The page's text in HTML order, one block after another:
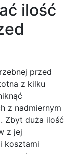
ilość
przed
z kilku
z nadmiernym
Zbyt duża ilość
z jej
kosztami